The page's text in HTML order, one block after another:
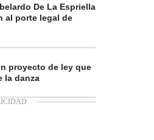
De La Espriella
al porte legal de
proyecto de ley que
la danza